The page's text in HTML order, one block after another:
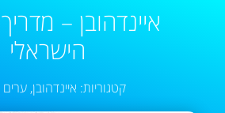
איינדהובן –
הישראלי
קטגוריות: איינדהובן, ערים